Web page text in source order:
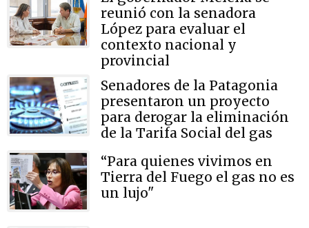
reunió con la senadora
López para evaluar el
contexto nacional y
provincial
Senadores de la Patagonia
presentaron un proyecto
para derogar la eliminación
de la Tarifa Social del gas
“Para quienes vivimos en
Tierra del Fuego el gas no es
un lujo"